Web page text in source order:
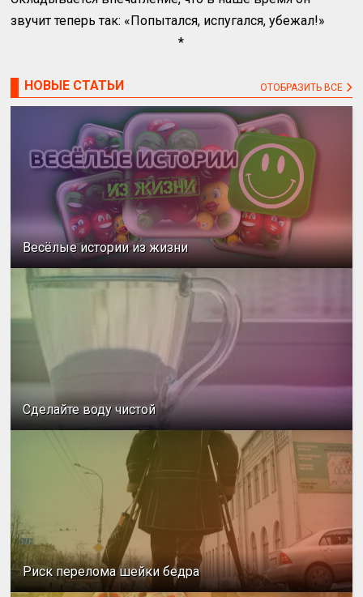
звучит теперь так: «Попытался, испугался, убежал!»
*
НОВЫЕ СТАТЬИ ОТОБРАЗИТЬ ВСЕ
Весёлые истории из жизни
Сделайте воду чистой
Риск перелома шейки бедра